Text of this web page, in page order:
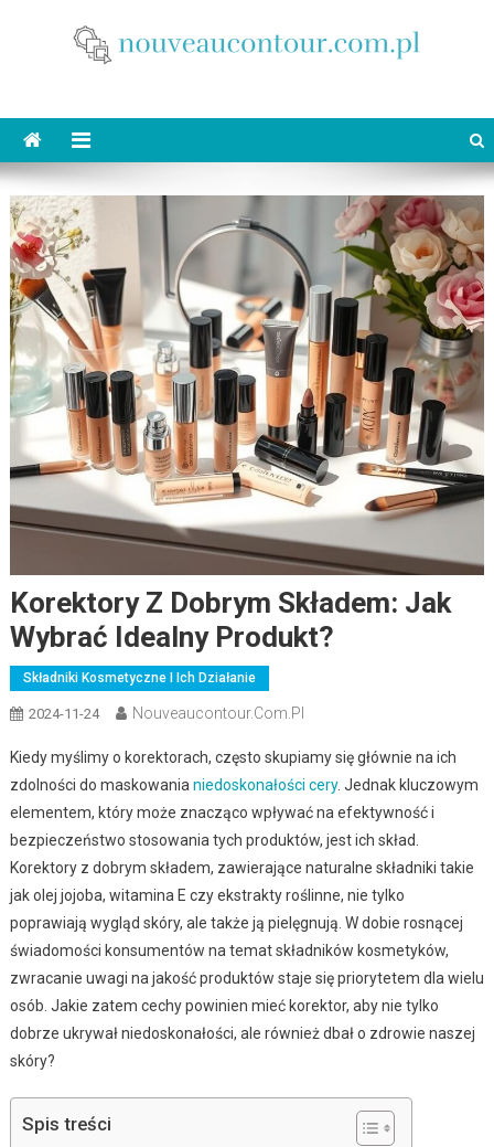
Korektory Z Dobrym Składem: Jak
Wybrać Idealny Produkt?
Składniki Kosmetyczne I Ich Działanie
2024-11-24 Nouveaucontour.com.pl
Kiedy myślimy o korektorach, często skupiamy się głównie na ich
zdolności do maskowania niedoskonałości cery. Jednak kluczowym
elementem, który może znacząco wpływać na efektywność i
bezpieczeństwo stosowania tych produktów, jest ich skład.
Korektory z dobrym składem, zawierające naturalne składniki takie
jak olej jojoba, witamina E czy ekstrakty roślinne, nie tylko
poprawiają wygląd skóry, ale także ją pielęgnują. W dobie rosnącej
świadomości konsumentów na temat składników kosmetyków,
zwracanie uwagi na jakość produktów staje się priorytetem dla wielu
osób. Jakie zatem cechy powinien mieć korektor, aby nie tylko
dobrze ukrywał niedoskonałości, ale również dbał o zdrowie naszej
skóry?
Spis treści